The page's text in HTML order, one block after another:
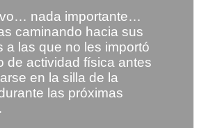
nada importante…
caminando hacia sus
a las que no les importó
de actividad física antes
en la silla de la
las próximas